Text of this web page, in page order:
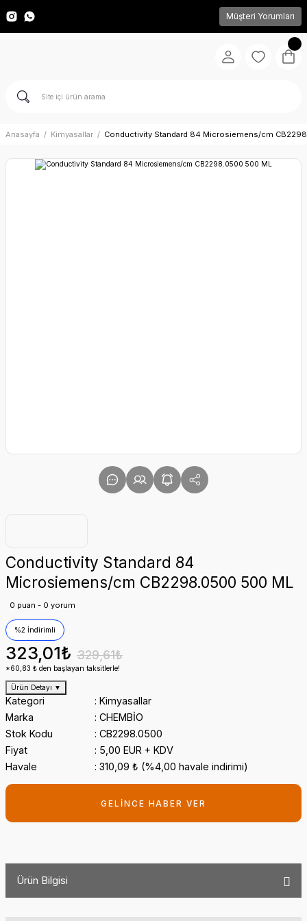
Müşteri Yorumları
Anasayfa Kimyasallar Conductivity Standard 84 Microsiemens/cm
Conductivity Standard 84
Microsiemens/cm CB2298.0500 500 ML
0 puan - 0 yorum
%2 İndirimli
323,01₺ 329,61₺
*60,83 ₺ den başlayan taksitlerle!
Ürün Detayı ▼
Kategori
Kimyasallar
Marka
CHEMBİO
Stok Kodu
CB2298.0500
Fiyat
5,00 EUR + KDV
Havale
310,09 ₺ (%4,00 havale indirimi)
GELİNCE HABER VER
Ürün Bilgisi